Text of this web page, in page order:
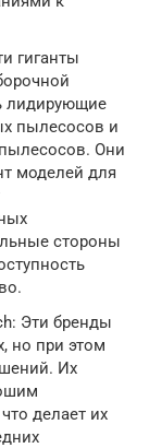
гиганты
лидирующие
пылесосов и
Они
моделей для
стороны
Эти бренды
но при этом
Их
делает их